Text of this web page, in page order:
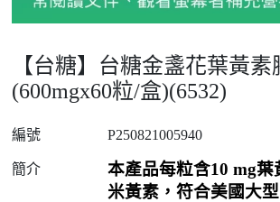
【台糖】台糖金盞花葉黃素
(600mgx60粒/盒)(6532)
編號 P250821005940
簡介 本產品每粒含10 mg葉
米黃素，符合美國大